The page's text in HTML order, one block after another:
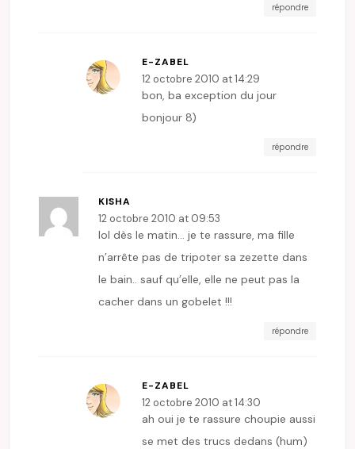
répondre
E-ZABEL
12 octobre 2010 at 14:29
bon, ba exception du jour
bonjour 8)
répondre
KISHA
12 octobre 2010 at 09:53
lol dès le matin… je te rassure, ma fille
n’arrête pas de tripoter sa zezette dans
le bain.. sauf qu’elle, elle ne peut pas la
cacher dans un gobelet !!!
répondre
E-ZABEL
12 octobre 2010 at 14:30
ah oui je te rassure choupie aussi
se met des trucs dedans (hum)